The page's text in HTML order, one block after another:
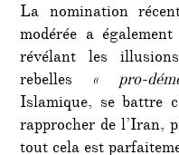
La nomination
modérée a
révélant les
rebelles « pro-
Islamique, se battre
rapprocher de l’Iran,
tout cela est